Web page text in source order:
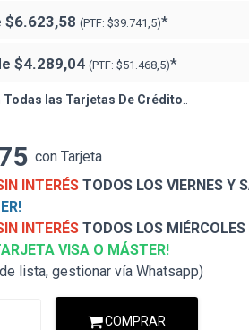
$6.623,58 (PTF: $39.741,5)*
$4.289,04 (PTF: $51.468,5)*
Todas las Tarjetas De Crédito..
con Tarjeta
INTERÉS TODOS LOS VIERNES Y
INTERÉS TODOS LOS
VISA O MÁSTER!
lista, gestionar vía Whatsapp)
COMPRAR